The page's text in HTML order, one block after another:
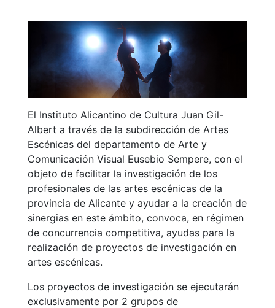
El Instituto Alicantino de Cultura Juan Gil-
Albert a través de la subdirección de Artes
Escénicas del departamento de Arte y
Comunicación Visual Eusebio Sempere, con el
objeto de facilitar la investigación de los
profesionales de las artes escénicas de la
provincia de Alicante y ayudar a la creación de
sinergias en este ámbito, convoca, en régimen
de concurrencia competitiva, ayudas para la
realización de proyectos de investigación en
artes escénicas.
Los proyectos de investigación se ejecutarán
exclusivamente por 2 grupos de